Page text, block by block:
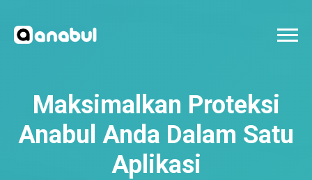
Maksimalkan Proteksi
Anabul Anda Dalam Satu
Aplikasi